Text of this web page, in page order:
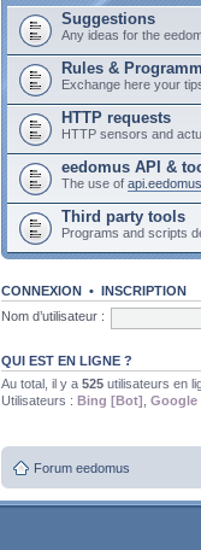
Suggestions
Any ideas for the
Rules &
Exchange here your
HTTP requests
HTTP sensors and
eedomus API &
The use of
Third party tools
Programs and scripts
CONNEXION • INSCRIPTION
Nom d’utilisateur :
QUI EST EN LIGNE ?
Au total, il y a 525 utilisateurs en
Utilisateurs : Bing [Bot] Google
Forum eedomus